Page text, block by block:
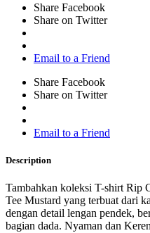
Share Facebook
Share on Twitter
Email to a Friend
Share Facebook
Share on Twitter
Email to a Friend
Description
Tambahkan koleksi T-shirt Rip
Tee Mustard yang terbuat dari
dengan detail lengan pendek,
bagian dada. Nyaman dan